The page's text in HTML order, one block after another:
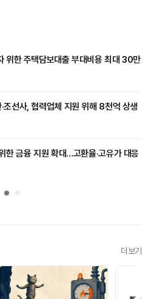
위한 주택담보대출 부대비용 최대 30만
조선사, 협력업체 지원 위해 8천억 상생
한 금융 지원 확대…고환율·고유가 대응
더보기